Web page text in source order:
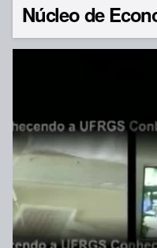
Núcleo de